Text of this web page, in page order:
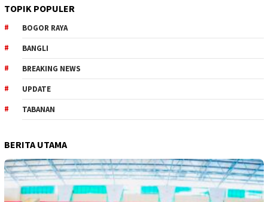
TOPIK POPULER
BOGOR RAYA
BANGLI
BREAKING NEWS
UPDATE
TABANAN
BERITA UTAMA